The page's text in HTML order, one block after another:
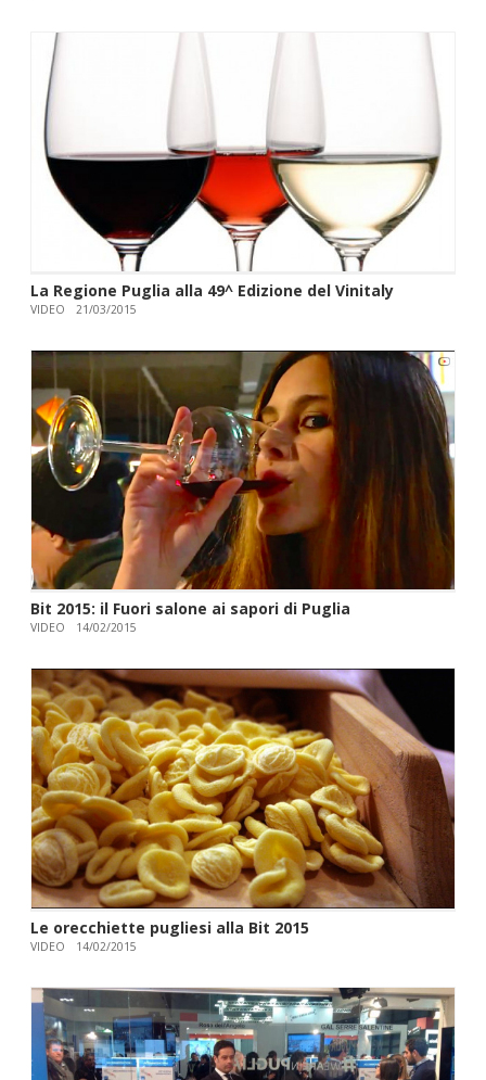
La Regione Puglia alla 49^ Edizione del Vinitaly
VIDEO 21/03/2015
Bit 2015: il Fuori salone ai sapori di Puglia
VIDEO 14/02/2015
Le orecchiette pugliesi alla Bit 2015
VIDEO 14/02/2015